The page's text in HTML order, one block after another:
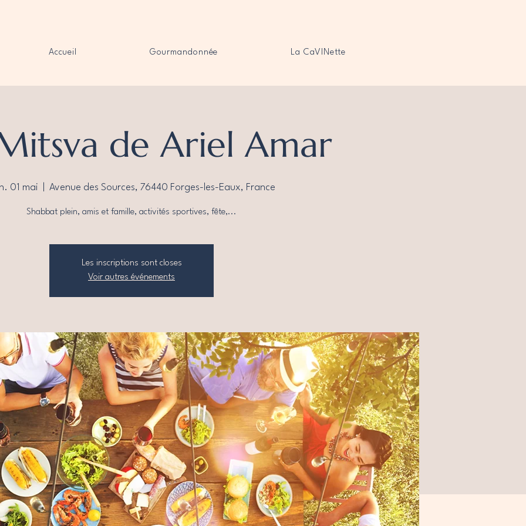
Accueil Gourmandonnée La CaVINette
de Ariel Amar
01 mai Avenue des Sources, 76440 Forges-les-Eaux, France
Shabbat plein, amis et famille, activités sportives, fête,...
Les inscriptions sont closes
Voir autres événements